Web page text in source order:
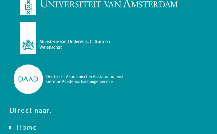
Direct naar:
Home